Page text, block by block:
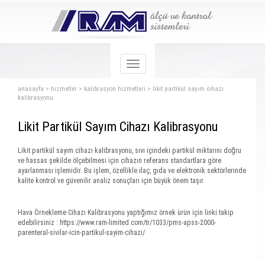
anasayfa > hizmetler > kalibrasyon hizmetleri > likit partikül sayım cihazı
kalibrasyonu
Likit Partikül Sayım Cihazı Kalibrasyonu
Likit partikül sayım cihazı kalibrasyonu, sıvı içindeki partikül miktarını doğru
ve hassas şekilde ölçebilmesi için cihazın referans standartlara göre
ayarlanması işlemidir. Bu işlem, özellikle ilaç, gıda ve elektronik sektörlerinde
kalite kontrol ve güvenilir analiz sonuçları için büyük önem taşır.
Hava Örnekleme Cihazı Kalibrasyonu yaptığımız örnek ürün için linki takip
edebilirsiniz : https://www.ram-limited.com/tr/1033/pms-apss-2000-
parenteral-sivilar-icin-partikul-sayim-cihazi/